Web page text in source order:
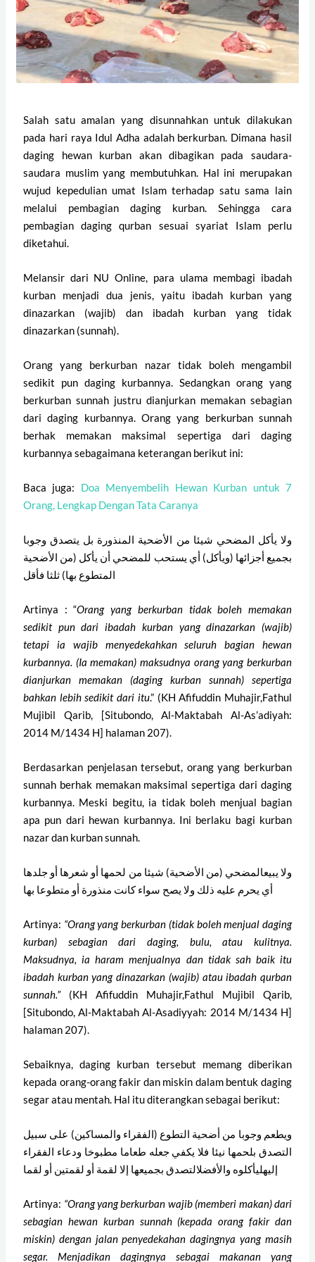
Salah satu amalan yang disunnahkan untuk dilakukan
pada hari raya Idul Adha adalah berkurban. Dimana hasil
daging hewan kurban akan dibagikan pada saudara-
saudara muslim yang membutuhkan. Hal ini merupakan
wujud kepedulian umat Islam terhadap satu sama lain
melalui pembagian daging kurban. Sehingga cara
pembagian daging qurban sesuai syariat Islam perlu
diketahui.
Melansir dari NU Online, para ulama membagi ibadah
kurban menjadi dua jenis, yaitu ibadah kurban yang
dinazarkan (wajib) dan ibadah kurban yang tidak
dinazarkan (sunnah).
Orang yang berkurban nazar tidak boleh mengambil
sedikit pun daging kurbannya. Sedangkan orang yang
berkurban sunnah justru dianjurkan memakan sebagian
dari daging kurbannya. Orang yang berkurban sunnah
berhak memakan maksimal sepertiga dari daging
kurbannya sebagaimana keterangan berikut ini:
Baca juga: Doa Menyembelih Hewan Kurban untuk 7
Orang, Lengkap Dengan Tata Caranya
ولا يأكل المضحي شيئا من الأضحية المنذورة بل يتصدق وجوبا
بجميع أجزائها (ويأكل) أي يستحب للمضحي أن يأكل (من الأضحية
المتطوع بها) ثلثا فأقل
Artinya : “Orang yang berkurban tidak boleh memakan
sedikit pun dari ibadah kurban yang dinazarkan (wajib)
tetapi ia wajib menyedekahkan seluruh bagian hewan
kurbannya. (Ia memakan) maksudnya orang yang berkurban
dianjurkan memakan (daging kurban sunnah) sepertiga
bahkan lebih sedikit dari itu.” (KH Afifuddin Muhajir,Fathul
Mujibil Qarib, [Situbondo, Al-Maktabah Al-As’adiyah:
2014 M/1434 H] halaman 207).
Berdasarkan penjelasan tersebut, orang yang berkurban
sunnah berhak memakan maksimal sepertiga dari daging
kurbannya. Meski begitu, ia tidak boleh menjual bagian
apa pun dari hewan kurbannya. Ini berlaku bagi kurban
nazar dan kurban sunnah.
ولا يبيعالمضحي (من الأضحية) شيئا من لحمها أو شعرها أو جلدها
أي يحرم عليه ذلك ولا يصح سواء كانت منذورة أو متطوعا بها
Artinya: “Orang yang berkurban (tidak boleh menjual daging
kurban) sebagian dari daging, bulu, atau kulitnya.
Maksudnya, ia haram menjualnya dan tidak sah baik itu
ibadah kurban yang dinazarkan (wajib) atau ibadah qurban
sunnah.”(KH Afifuddin Muhajir,Fathul Mujibil Qarib,
[Situbondo, Al-Maktabah Al-Asadiyyah: 2014 M/1434 H]
halaman 207).
Sebaiknya, daging kurban tersebut memang diberikan
kepada orang-orang fakir dan miskin dalam bentuk daging
segar atau mentah. Hal itu diterangkan sebagai berikut:
ويطعم وجوبا من أضحية التطوع (الفقراء والمساكين) على سبيل
التصدق بلحمها نيئا فلا يكفي جعله طعاما مطبوخا ودعاء الفقراء
إليهليأكلوه والأفضلالتصدق بجميعها إلا لقمة أو لقمتين أو لقما
Artinya: “Orang yang berkurban wajib (memberi makan) dari
sebagian hewan kurban sunnah (kepada orang fakir dan
miskin) dengan jalan penyedekahan dagingnya yang masih
segar. Menjadikan dagingnya sebagai makanan yang